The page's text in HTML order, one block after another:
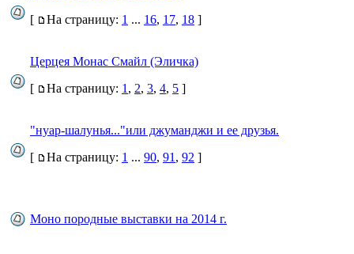
[
На страницу: 1 ... 16, 17, 18 ]
Церцея Монас Смайл (Эличка)
[
На страницу: 1 , 2, 3, 4, 5 ]
"нуар-шалунья..."или джуманджи и ее друзья.
[
На страницу: 1 ... 90, 91 , 92 ]
Моно породные выставки на 2014 г.